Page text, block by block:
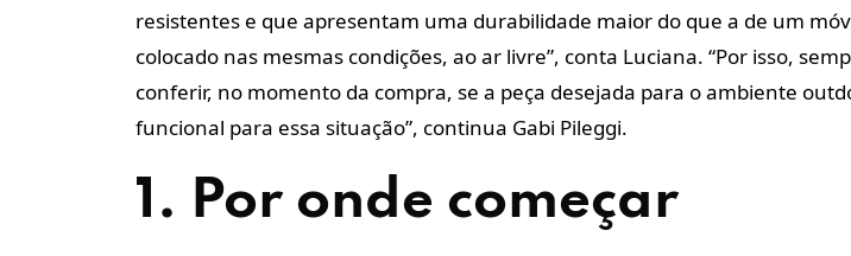
resistentes e que apresentam uma durabilidade maior do que a de um
colocado nas mesmas condições, ao ar livre”, conta Luciana. “Por isso,
conferir, no momento da compra, se a peça desejada para o ambiente
funcional para essa situação”, continua Gabi Pileggi.
1. Por onde começar